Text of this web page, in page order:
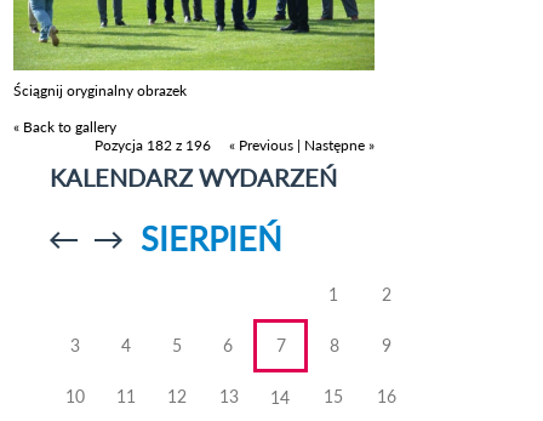
Ściągnij oryginalny obrazek
« Back to gallery
Pozycja 182 z 196
« Previous | Następne »
KALENDARZ WYDARZEŃ
Przejdź doPrzejdź do
SIERPIEŃ
1 2
3 4 5 6 7 8 9
10 11 12 13 14 15 16